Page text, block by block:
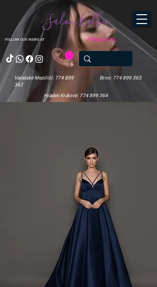
FOLLOW OUR NEWS AT
Salon Bella
Valašské Meziříčí: 774 899
362
Brno: 774 899 363
Hradec Králové: 774 899 364
Přihlásit se